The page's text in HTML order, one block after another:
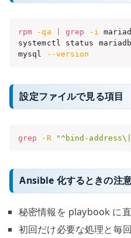
rpm -qa grep -i
systemctl status mariadb
mysql
--version
設定ファイルで見る項目
grep -R "^bind-
Ansible 化するときの注
秘密情報を playbook に直
初回だけ必要な処理と毎